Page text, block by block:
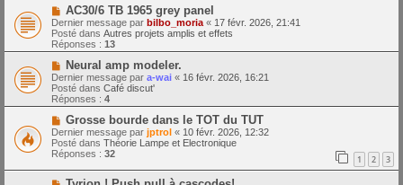
g
e
m
e
s
s
a
g
e
N
o
u
v
e
a
u
m
e
s
s
a
g
e
AC30/6 TB 1965 grey panel
Dernier message par bilbo_moria « 17 févr. 2026, 21:41
Posté dans Autres projets amplis et effets
Réponses : 13
N
o
u
v
e
a
m
e
s
s
a
Neural amp modeler.
Dernier message par a-wai « 16 févr. 2026, 16:21
Posté dans Café discut'
Réponses : 4
N
o
u
v
e
a
u
Grosse bourde dans le TOT du TUT
Dernier message par jptrol « 10 févr. 2026, 12:32
Posté dans Théorie Lampe et Electronique
Réponses : 32 1 2 3
N